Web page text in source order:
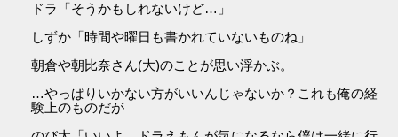
ドラ「そうかもしれないけど…」
しずか「時間や曜日も書かれていないものね」
朝倉や朝比奈さん(大)のことが思い浮かぶ。
…やっぱりいかない方がいいんじゃないか？これも俺の経
験上のものだが